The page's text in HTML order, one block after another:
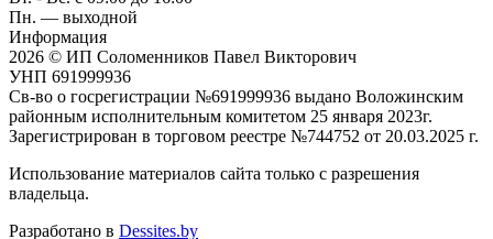
Пн. — выходной
Информация
2026 © ИП Соломенников Павел Викторович
УНП 691999936
Св-во о госрегистрации №691999936 выдано Воложинским
районным исполнительным комитетом 25 января 2023г.
Зарегистрирован в торговом реестре №744752 от 20.03.2025 г.
Использование материалов сайта только с разрешения
владельца.
Разработано в Dessites.by